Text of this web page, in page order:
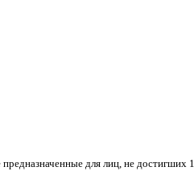
для лиц, не